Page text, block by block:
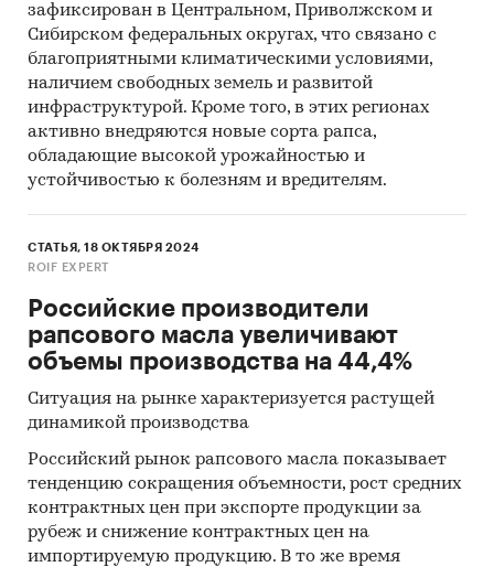
зафиксирован в Центральном, Приволжском и
Сибирском федеральных округах, что связано с
благоприятными климатическими условиями,
наличием свободных земель и развитой
инфраструктурой. Кроме того, в этих регионах
активно внедряются новые сорта рапса,
обладающие высокой урожайностью и
устойчивостью к болезням и вредителям.
СТАТЬЯ, 18 ОКТЯБРЯ 2024
ROIF EXPERT
Российские производители
рапсового масла увеличивают
объемы производства на 44,4%
Ситуация на рынке характеризуется растущей
динамикой производства
Российский рынок рапсового масла показывает
тенденцию сокращения объемности, рост средних
контрактных цен при экспорте продукции за
рубеж и снижение контрактных цен на
импортируемую продукцию. В то же время